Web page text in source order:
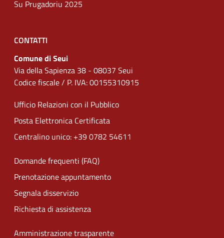
Su Prugadoriu 2025
CONTATTI
Comune di Seui
Via della Sapienza 38 - 08037 Seui
Codice fiscale / P. IVA: 00155310915
Ufficio Relazioni con il Pubblico
Posta Elettronica Certificata
Centralino unico: +39 0782 54611
Domande frequenti (FAQ)
Prenotazione appuntamento
Segnala disservizio
Richiesta di assistenza
Amministrazione trasparente